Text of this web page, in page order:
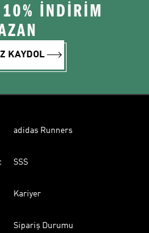
10% İNDİRİM
KAYDOL
adidas Runners
SSS
Kariyer
Sipariş Durumu